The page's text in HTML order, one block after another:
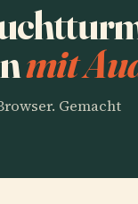
mit
Gemacht